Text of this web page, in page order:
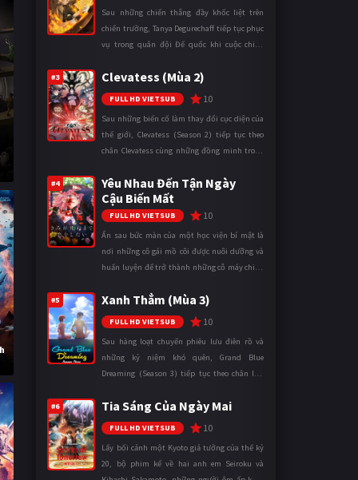
Sau những chiến thắng đầy khốc liệt trên
chiến trường, Tanya Degurechaff tiếp tục phục
vụ trong quân đội Đế quốc khi cuộc chiến
mặt trận. Dù sở hữu tài năn ...
#3 Clevatess (Mùa 2)
FULL HD VIETSUB 10
Sau những biến cố làm thay đổi cục diện của
thế giới, Clevatess (Season 2) tiếp tục theo
chân Clevatess cùng những đồng minh trong
loại đến bờ vực diệ ...
#4
Yêu Nhau Đến Tận Ngày
Cậu Biến Mất
FULL HD VIETSUB 10
Ẩn sau bức màn của một học viện bí mật là
nơi những cô gái mồ côi được nuôi dưỡng và
huấn luyện để trở thành những cỗ máy chiến
được xem là điều hiển nh ...
#5 Xanh Thẳm (Mùa 3)
FULL HD VIETSUB 10
Sau hàng loạt chuyến phiêu lưu điên rồ và
những kỷ niệm khó quên, Grand Blue
Dreaming (Season 3) tiếp tục theo chân Iori
trong những ngày tháng đại học đ ...
#6 Tia Sáng Của Ngày Mai
FULL HD VIETSUB 10
Lấy bối cảnh một Kyoto giả tưởng của thế kỷ
20, bộ phim kể về hai anh em Seiroku và